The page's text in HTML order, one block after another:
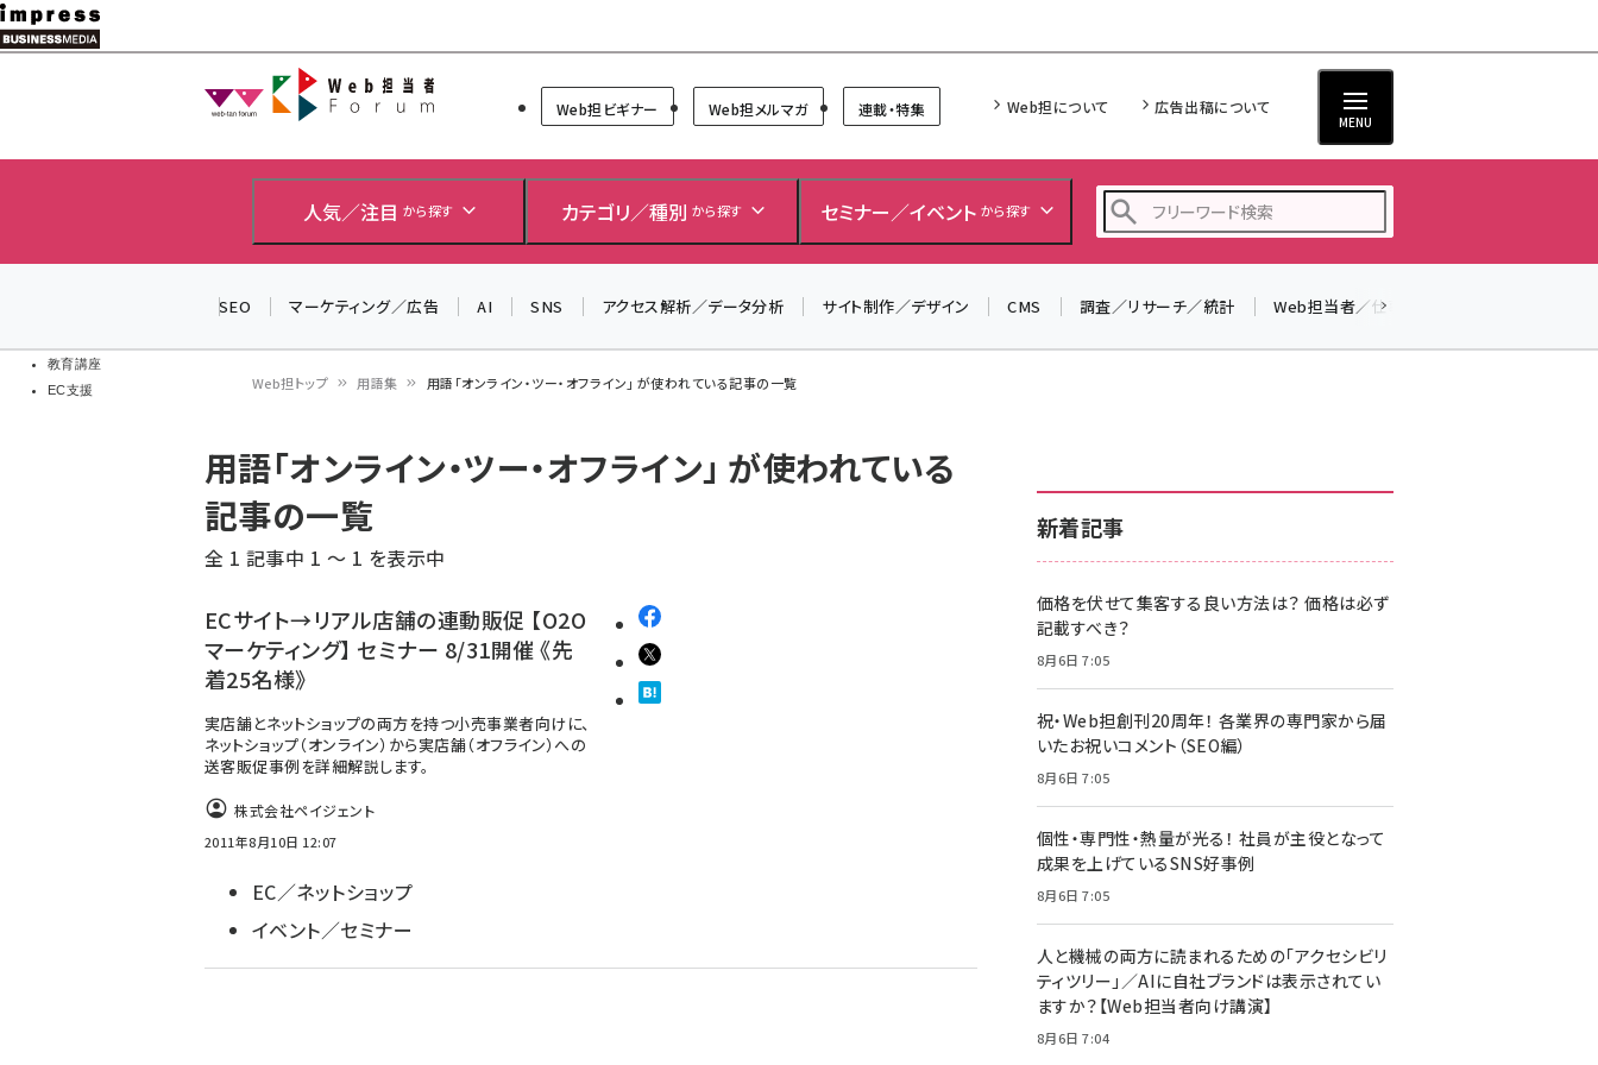
メ
イ
教育講座
EC支援
Web担当者Forum
Web担ビギナー Web担メルマガ 連載・特集 Web担について 広告出稿について
MENU
人気／注目 から探す カテゴリ／種別 から探す セミナー／イベント から探す
z世代 (1622)
meo (1275)
SEO マーケティング／広告 AI SNS アクセス解析／データ分析 サイト制作／デザイン CMS 調査／リサーチ／統計 Web担当者／仕事
ン
く
ず
Web担トップ 用語集 用語「オンライン・ツー・オフライン」 が使われている記事の一覧
用語「オンライン・ツー・オフライン」 が使われている
記事の一覧
全 1 記事中 1 ～ 1 を表示中
ECサイト→リアル店舗の連動販促 【O2O
マーケティング】 セミナー 8/31開催 《先
着25名様》
実店舗とネットショップの両方を持つ小売事業者向けに、
ネットショップ（オンライン）から実店舗（オフライン）への
送客販促事例を詳細解説します。
株式会社ペイジェント
2011年8月10日 12:07
EC／ネットショップ
イベント／セミナー
新着記事
価格を伏せて集客する良い方法は？ 価格は必ず
記載すべき？
8月6日 7:05
祝・Web担創刊20周年！ 各業界の専門家から届
いたお祝いコメント（SEO編）
8月6日 7:05
個性・専門性・熱量が光る！ 社員が主役となって
成果を上げているSNS好事例
8月6日 7:05
人と機械の両方に読まれるための「アクセシビリ
ティツリー」／AIに自社ブランドは表示されてい
ますか？【Web担当者向け講演】
8月6日 7:04